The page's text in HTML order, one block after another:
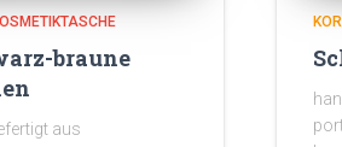
braune
aus